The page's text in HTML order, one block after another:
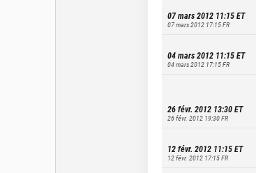
07 mars 2012 11:15ET
07 mars 2012 17:15FR
04 mars 2012 11:15ET
04 mars 2012 17:15FR
26 févr. 2012 13:30ET
26 févr. 2012 19:30FR
12 févr. 2012 11:15ET
12 févr. 2012 17:15FR